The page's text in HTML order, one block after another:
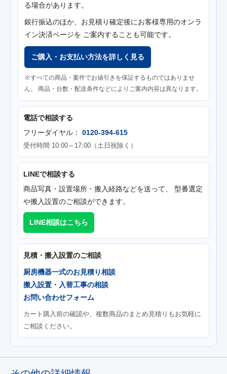
る場合があります。
銀行振込のほか、お見積り確定後にお客様専用のオンラ
イン決済ページを ご案内することも可能です。
ご購入・お支払い方法を詳しく見る
※すべての商品・案件でお値引きを保証するものではありませ
ん。 商品・台数・配送条件などによりご案内内容は異なります。
電話で相談する
フリーダイヤル： 0120-394-615
受付時間 10:00～17:00（土日祝除く）
LINEで相談する
商品写真・設置場所・搬入経路などを送って、 型番選定
や搬入設置のご相談ができます。
LINE相談はこちら
見積・搬入設置のご相談
厨房機器一式のお見積り相談
搬入設置・入替工事の相談
お問い合わせフォーム
カート購入前の確認や、複数商品のまとめ見積りもお気軽に
ご相談ください。